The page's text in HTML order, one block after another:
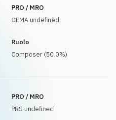
PRO / MRO
GEMA undefined
Ruolo
Composer (50.0%)
PRO / MRO
PRS undefined